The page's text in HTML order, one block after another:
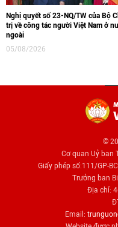
Nghị quyết số 23-NQ/TW của Bộ
trị về công tác người Việt Nam ở
ngoài
05/08/2026
©
Cơ quan Uỷ ban
Giấy phép số:111/GP-
Trưởng ban
Địa chỉ:
Email: